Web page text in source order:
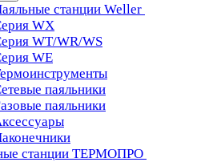
станции Weller
WX
WT/WR/WS
WE
паяльники
паяльники
станции ТЕРМОПРО